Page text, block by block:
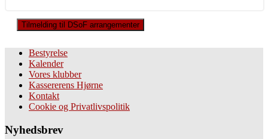
Tilmelding til DSoF arrangementer
Bestyrelse
Kalender
Vores klubber
Kassererens Hjørne
Kontakt
Cookie og Privatlivspolitik
Nyhedsbrev